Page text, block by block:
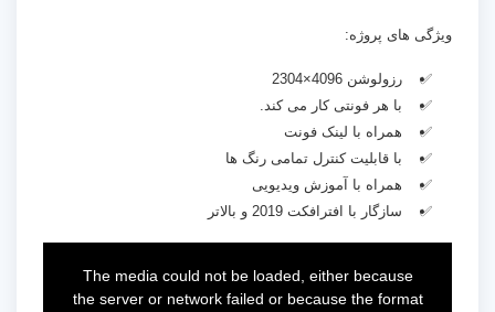
ویژگی های پروژه:
رزولوشن 4096×2304
با هر فونتی کار می کند.
همراه با لینک فونت
با قابلیت کنترل تمامی رنگ ها
همراه با آموزش ویدیویی
سازگار با افترافکت 2019 و بالاتر
The media could not be loaded, either because
the server or network failed or because the format